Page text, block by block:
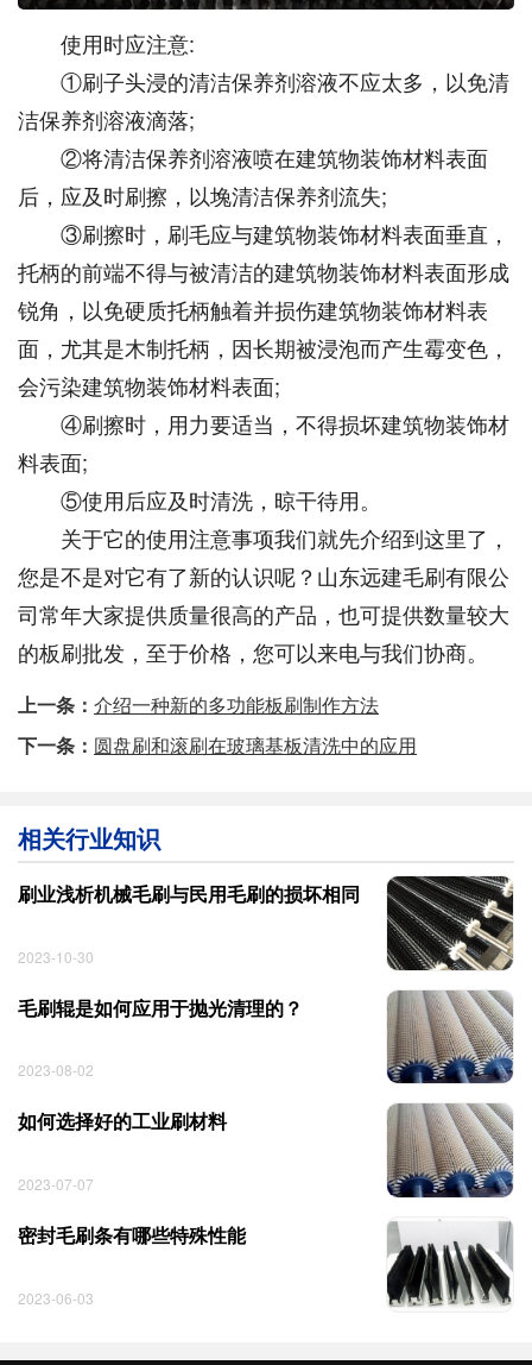
使用时应注意:
①刷子头浸的清洁保养剂溶液不应太多，以免清
洁保养剂溶液滴落;
②将清洁保养剂溶液喷在建筑物装饰材料表面
后，应及时刷擦，以堍清洁保养剂流失;
③刷擦时，刷毛应与建筑物装饰材料表面垂直，
托柄的前端不得与被清洁的建筑物装饰材料表面形成
锐角，以免硬质托柄触着并损伤建筑物装饰材料表
面，尤其是木制托柄，因长期被浸泡而产生霉变色，
会污染建筑物装饰材料表面;
④刷擦时，用力要适当，不得损坏建筑物装饰材
料表面;
⑤使用后应及时清洗，晾干待用。
关于它的使用注意事项我们就先介绍到这里了，
您是不是对它有了新的认识呢？山东远建毛刷有限公
司常年大家提供质量很高的产品，也可提供数量较大
的板刷批发，至于价格，您可以来电与我们协商。
上一条： 介绍一种新的多功能板刷制作方法
下一条： 圆盘刷和滚刷在玻璃基板清洗中的应用
相关行业知识
刷业浅析机械毛刷与民用毛刷的损坏相同
2023-10-30
毛刷辊是如何应用于抛光清理的？
2023-08-02
如何选择好的工业刷材料
2023-07-07
密封毛刷条有哪些特殊性能
2023-06-03